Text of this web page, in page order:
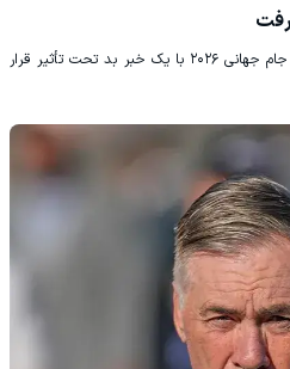
آماده‌سازی‌های نهایی تیم ملی برزیل برای جام جهانی ۲۰۲۶ با یک خبر بد تحت تأثیر قرار